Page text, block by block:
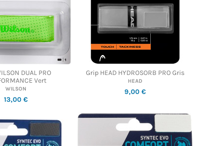
DUAL PRO
Vert
WILSON
13,00 €
Grip HEAD HYDROSORB PRO Gris
HEAD
9,00 €